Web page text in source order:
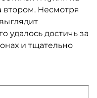
втором. Несмотря
удалось достичь за
и тщательно
компании AET-
легли на